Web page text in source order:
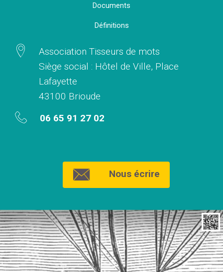
Documents
Définitions
Association Tisseurs de mots
Siège social : Hôtel de Ville, Place
Lafayette
43100 Brioude
06 65 91 27 02
Nous écrire